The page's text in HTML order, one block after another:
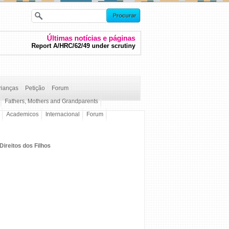
Últimas notícias e páginas
Report A/HRC/62/49 under scrutiny
Petição
Forum
Fathers, Mothers and Grandparents
Academicos Internacional
Forum
dos Filhos